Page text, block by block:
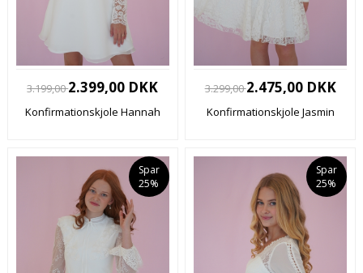
3.199,002.399,00 DKK
Konfirmationskjole Hannah
3.299,002.475,00 DKK
Konfirmationskjole Jasmin
Spar
25%
Spar
25%